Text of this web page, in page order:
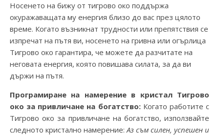
Носенето на бижу от тигрово око поддържа
окуражаващата му енергия близо до вас през цялото
време. Когато възникнат трудности или препятствия се
изпречат на пътя ви, носенето на гривна или огърлица
Тигрово око гарантира, че можете да разчитате на
неговата енергия, която повишава силата, за да ви
държи на пътя.
Програмиране на намерение в кристал Тигрово
око за привличане на богатство:Когато работите с
Тигрово око за привличане на богатство, използвайте
следното кристално намерение:Аз съм силен, успешен и